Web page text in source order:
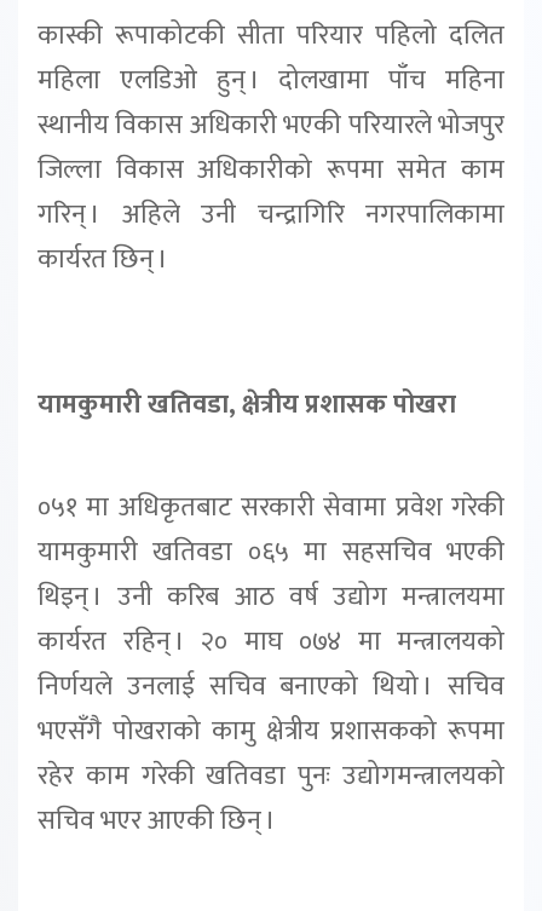
कास्की रूपाकोटकी सीता परियार पहिलो दलित
महिला एलडिओ हुन् । दोलखामा पाँच महिना
स्थानीय विकास अधिकारी भएकी परियारले भोजपुर
जिल्ला विकास अधिकारीको रूपमा समेत काम
गरिन् । अहिले उनी चन्द्रागिरि नगरपालिकामा
कार्यरत छिन् ।
यामकुमारी खतिवडा, क्षेत्रीय प्रशासक पोखरा
०५१ मा अधिकृतबाट सरकारी सेवामा प्रवेश गरेकी
यामकुमारी खतिवडा ०६५ मा सहसचिव भएकी
थिइन् । उनी करिब आठ वर्ष उद्योग मन्त्रालयमा
कार्यरत रहिन् । २० माघ ०७४ मा मन्त्रालयको
निर्णयले उनलाई सचिव बनाएको थियो । सचिव
भएसँगै पोखराको कामु क्षेत्रीय प्रशासकको रूपमा
रहेर काम गरेकी खतिवडा पुनः उद्योगमन्त्रालयको
सचिव भएर आएकी छिन् ।